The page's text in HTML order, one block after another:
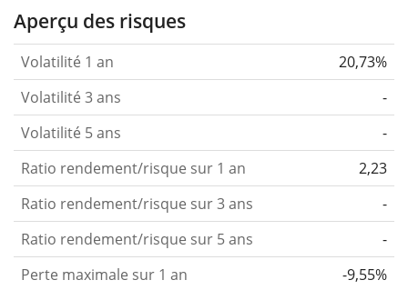
Aperçu des risques
Volatilité 1 an
20,73%
Volatilité 3 ans
-
Volatilité 5 ans
-
Ratio rendement/risque sur 1 an
2,23
Ratio rendement/risque sur 3 ans
-
Ratio rendement/risque sur 5 ans
-
Perte maximale sur 1 an
-9,55%